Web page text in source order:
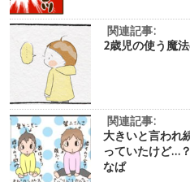
関連記事:
2歳児の使う魔
関連記事:
大きいと言われ
っていたけど…
なぱ